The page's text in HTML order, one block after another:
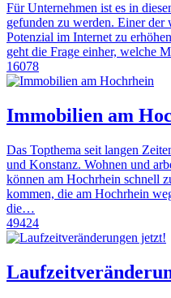
Für Unternehmen ist es in
gefunden zu werden. Einer der
Potenzial im Internet zu
geht die Frage einher, welche
16078
Immobilien am
Das Topthema seit langen
und Konstanz. Wohnen und
können am Hochrhein schnell
kommen, die am Hochrhein
die…
49424